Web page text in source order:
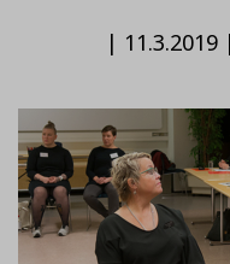
| 11.3.2019|